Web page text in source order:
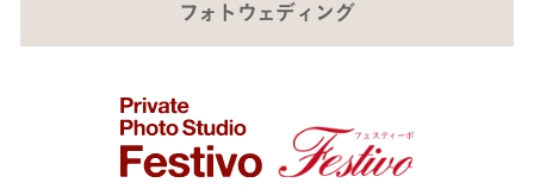
フォトウェディング